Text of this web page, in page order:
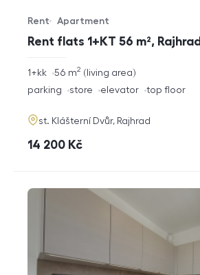
Rent flats 1+KT 56 m², Rajhrad
Offer type
Rent
Property type
Apartment
rozměry
disposition
1+kk living area
56 m2
funkce
parking store elevator top floor
adresa
st. Klášterní Dvůr, Rajhrad
cena
14 200 Kč